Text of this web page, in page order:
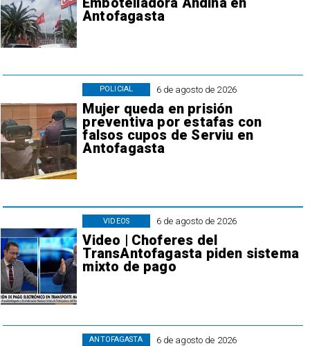
Embotelladora Andina en
Antofagasta
6 de agosto de 2026
Mujer queda en prisión
preventiva por estafas con
falsos cupos de Serviu en
Antofagasta
POLICIAL
6 de agosto de 2026
Video | Choferes del
TransAntofagasta piden sistema
mixto de pago
VIDEOS
6 de agosto de 2026
ANTOFAGASTA